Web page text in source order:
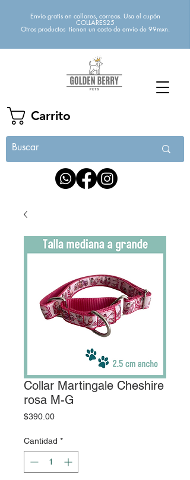
Carrito
Envío gratis en collares, correas. Usa el cupón
COLLARES25
Otros productos tienen un costo de envío de 99mxn.
Collar Martingale Cheshire
rosa M-G
$390.00Precio
Cantidad *